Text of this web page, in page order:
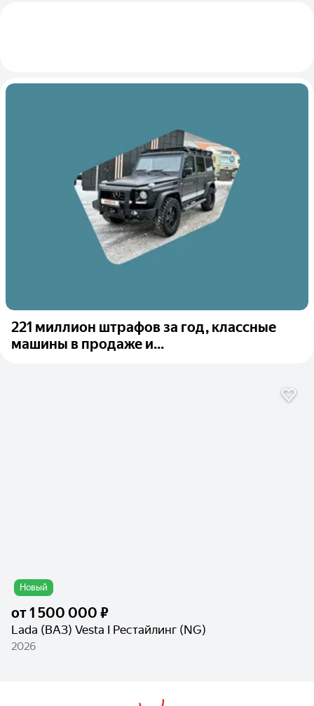
221 миллион штрафов за год, классные
машины в продаже и...
Новый
от1 500 000 ₽
Lada (ВАЗ) Vesta I Рестайлинг (NG)
2026